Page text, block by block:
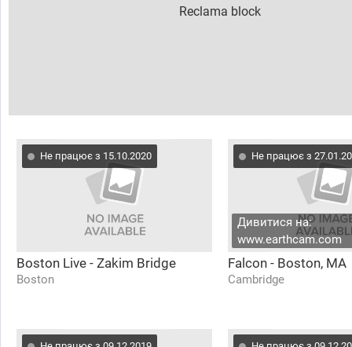
Не працює з 15.10.2020
Boston Live - Zakim Bridge
Boston
Не працює з
Дивитися на:
www.earthcam.com
Falcon - Boston, MA
Cambridge